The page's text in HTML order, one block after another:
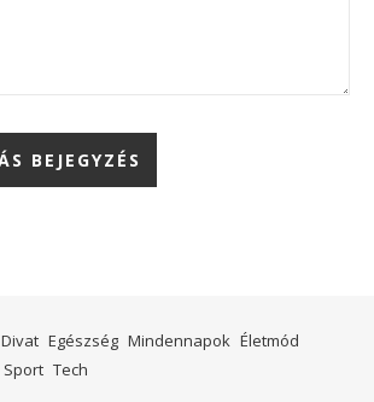
Divat Egészség Mindennapok Életmód
Sport Tech